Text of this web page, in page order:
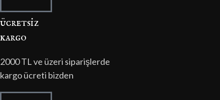
ücretsi̇z
kargo
2000 TL ve üzeri siparişlerde
kargo ücreti bizden